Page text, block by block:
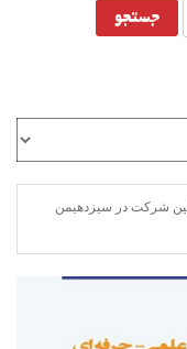
شرکت در سیزدهیمن